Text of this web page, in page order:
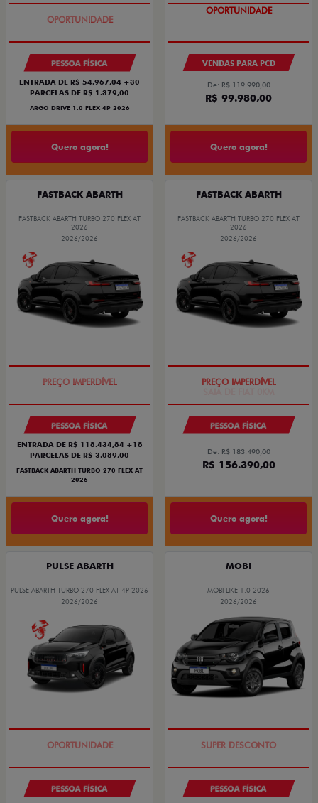
PESSOA FÍSICA
ENTRADA DE R$ 54.967,04 +30
PARCELAS DE R$ 1.379,00
ARGO DRIVE 1.0 FLEX 4P 2026
Quero agora!
OPORTUNIDADE
VENDAS PARA PCD
De: R$ 119.990,00
R$ 99.980,00
Quero agora!
FASTBACK ABARTH
FASTBACK ABARTH TURBO 270 FLEX AT
2026
2026/2026
PESSOA FÍSICA
ENTRADA DE R$ 118.434,84 +18
PARCELAS DE R$ 3.089,00
FASTBACK ABARTH TURBO 270 FLEX AT
2026
Quero agora!
FASTBACK ABARTH
FASTBACK ABARTH TURBO 270 FLEX AT
2026
2026/2026
PESSOA FÍSICA
De: R$ 183.490,00
R$ 156.390,00
Quero agora!
PULSE ABARTH
PULSE ABARTH TURBO 270 FLEX AT 4P 2026
2026/2026
PESSOA FÍSICA
MOBI
MOBI LIKE 1.0 2026
2026/2026
PESSOA FÍSICA